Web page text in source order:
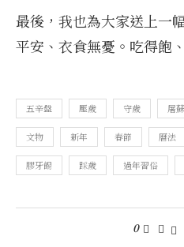
最後，我也為大家送上一
平安、衣食無憂。吃得飽
五辛盤 壓歲 守歲 屠
文物 新年 春節 曆法
膠牙餳 踩歲 過年習俗
0